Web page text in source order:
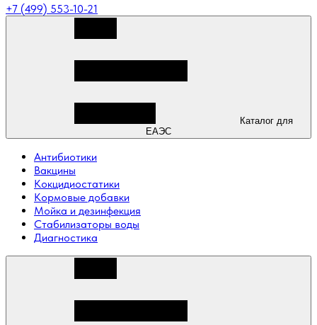
+7 (499) 553-10-21
ЕАЭС
Антибиотики
Вакцины
Кокцидиостатики
Кормовые добавки
Мойка и дезинфекция
Стабилизаторы воды
Диагностика